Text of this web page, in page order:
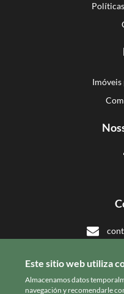
Imóveis
Este sitio web utiliza
Almacenamos datos
navegación y recomendarle